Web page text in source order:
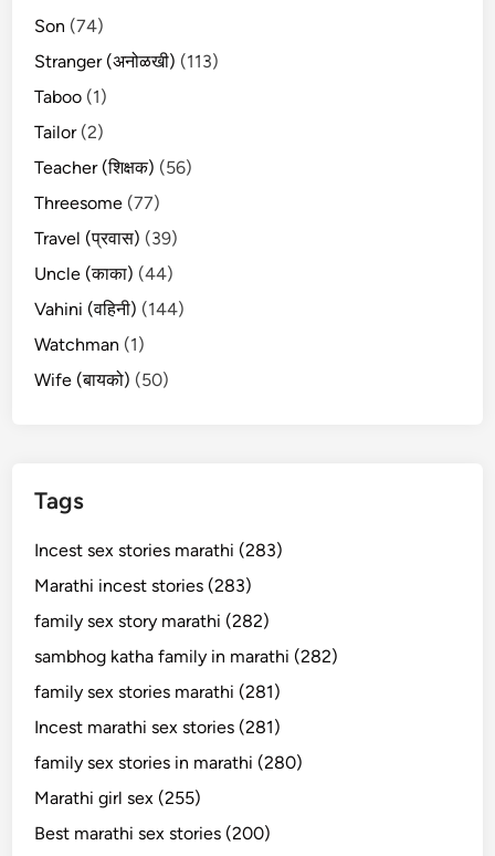
Son (74)
Stranger (अनोळखी) (113)
Taboo (1)
Tailor(2)
Teacher (शिक्षक) (56)
Threesome (77)
Travel (प्रवास) (39)
Uncle (काका) (44)
Vahini (वहिनी) (144)
Watchman (1)
Wife (बायको) (50)
Tags
Incest sex stories marathi (283)
Marathi incest stories (283)
family sex story marathi (282)
sambhog katha family in marathi (282)
family sex stories marathi (281)
Incest marathi sex stories (281)
family sex stories in marathi (280)
Marathi girl sex (255)
Best marathi sex stories (200)